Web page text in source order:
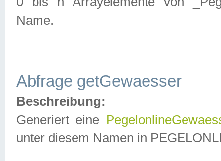
Name.
Abfrage getGewaesser
Beschreibung:
Generiert eine
unter diesem Namen in